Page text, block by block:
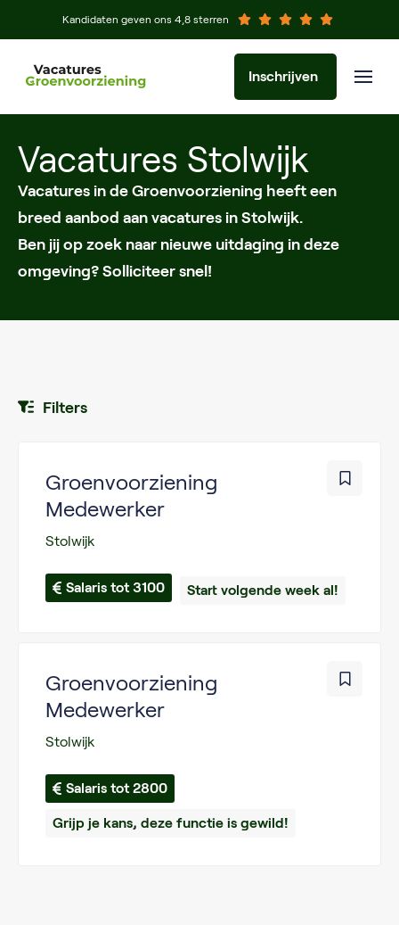
Kandidaten geven ons 4,8 sterren
Inschrijven
Vacatures Stolwijk
Vacatures in de Groenvoorziening heeft een
breed aanbod aan vacatures in Stolwijk.
Ben jij op zoek naar nieuwe uitdaging in deze
omgeving? Solliciteer snel!
Filters
Groenvoorziening
Medewerker
Stolwijk
Salaris tot 3100 Start volgende week al!
Groenvoorziening
Medewerker
Stolwijk
Salaris tot 2800
Grijp je kans, deze functie is gewild!